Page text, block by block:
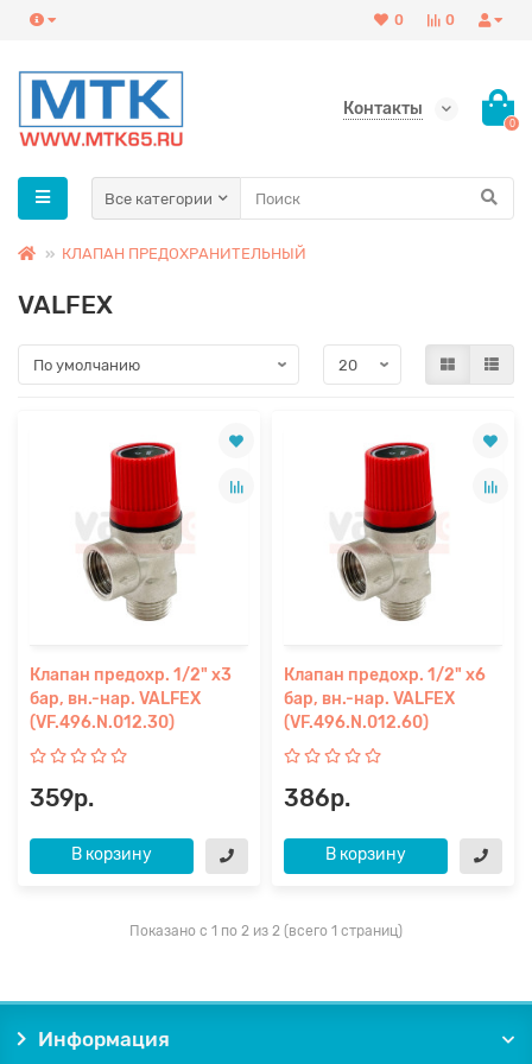
0
0
Контакты
0
Все категории
КЛАПАН ПРЕДОХРАНИТЕЛЬНЫЙ
VALFEX
Клапан предохр. 1/2" х3
бар, вн.-нар. VALFEX
(VF.496.N.012.30)
359р.
В корзину
Клапан предохр. 1/2" х6
бар, вн.-нар. VALFEX
(VF.496.N.012.60)
386р.
В корзину
Показано с 1 по 2 из 2 (всего 1 страниц)
Информация